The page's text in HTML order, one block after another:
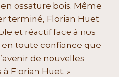
ossature bois. Même
terminé, Florian Huet
et réactif face à nos
en toute confiance que
de nouvelles
à Florian Huet. »